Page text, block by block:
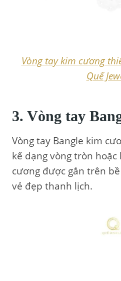
Vòng tay kim cương
Quế
3. Vòng tay
Vòng tay Bangle kim
kế dạng vòng tròn
cương được gắn trên
vẻ đẹp thanh lịch.